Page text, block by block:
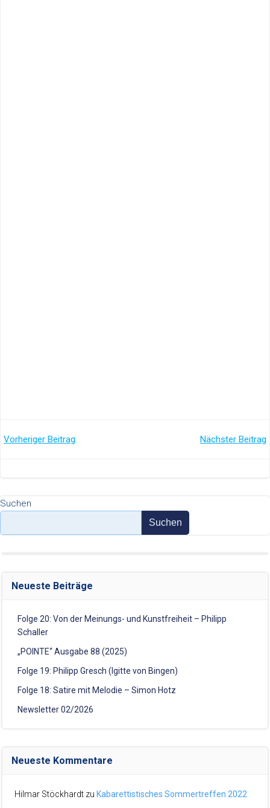
Post
Vorheriger Beitrag Nächster Beitrag
Suchen
Suchen
Neueste Beiträge
Folge 20: Von der Meinungs- und Kunstfreiheit – Philipp
Schaller
„POINTE“ Ausgabe 88 (2025)
Folge 19: Philipp Gresch (Igitte von Bingen)
Folge 18: Satire mit Melodie – Simon Hotz
Newsletter 02/2026
Neueste Kommentare
Hilmar Stöckhardt zu Kabarettistisches Sommertreffen 2022